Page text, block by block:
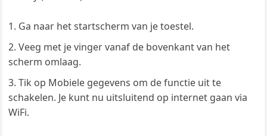
Ga naar het startscherm van je toestel.
Veeg met je vinger vanaf de bovenkant van het
scherm omlaag.
Tik op Mobiele gegevens om de functie uit te
schakelen. Je kunt nu uitsluitend op internet gaan via
WiFi.